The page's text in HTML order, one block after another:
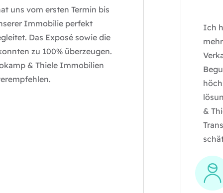
vom ersten Termin bis
Immobilie perfekt
Das Exposé sowie die
zu 100% überzeugen.
& Thiele Immobilien
Ich
höchst
&